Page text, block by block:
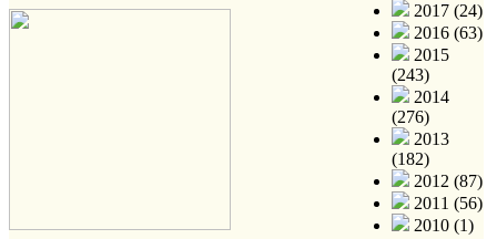
2017 (24)
2016 (63)
2015
(243)
2014
(276)
2013
(182)
2012 (87)
2011 (56)
2010 (1)